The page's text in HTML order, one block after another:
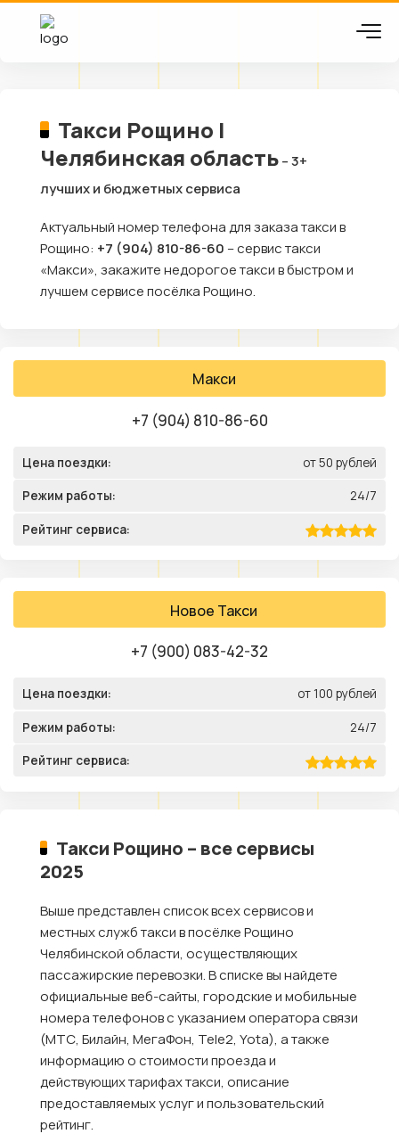
Такси Рощино |
Челябинская область– 3+
лучших и бюджетных сервиса
Актуальный номер телефона для заказа такси в
Рощино: +7 (904) 810-86-60 – сервис такси
«Макси», закажите недорогое такси в быстром и
лучшем сервисе посёлка Рощино.
Макси
+7 (904) 810-86-60
Цена поездки: от 50 рублей
Режим работы: 24/7
Рейтинг сервиса:
Новое Такси
+7 (900) 083-42-32
Цена поездки: от 100 рублей
Режим работы: 24/7
Рейтинг сервиса:
Такси Рощино – все сервисы
2025
Выше представлен список всех сервисов и
местных служб такси в посёлке Рощино
Челябинской области, осуществляющих
пассажирские перевозки. В списке вы найдете
официальные веб-сайты, городские и мобильные
номера телефонов с указанием оператора связи
(МТС, Билайн, МегаФон, Tele2, Yota), а также
информацию о стоимости проезда и
действующих тарифах такси, описание
предоставляемых услуг и пользовательский
рейтинг.